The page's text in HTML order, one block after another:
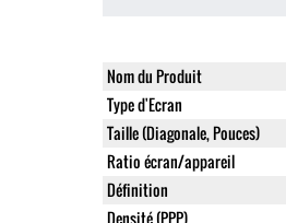
Nom du Produit
Type d'Ecran
Taille (Diagonale, Pouces)
Ratio écran/appareil
Définition
Densité (PPP)